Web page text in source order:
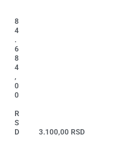
8
4
.
6
8
4
,
0
0
R
S
D
3.100,00 RSD